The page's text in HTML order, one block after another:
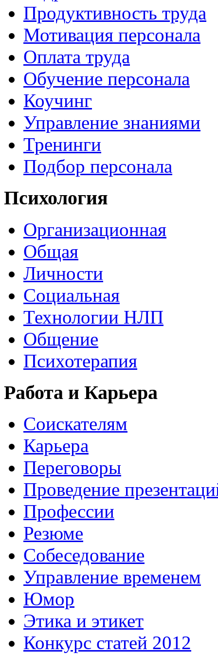
Продуктивность труда
Мотивация персонала
Оплата труда
Обучение персонала
Коучинг
Управление знаниями
Тренинги
Подбор персонала
Психология
Организационная
Общая
Личности
Социальная
Технологии НЛП
Общение
Психотерапия
Работа и Карьера
Соискателям
Карьера
Переговоры
Проведение
Профессии
Резюме
Собеседование
Управление временем
Юмор
Этика и этикет
Конкурс статей 2012